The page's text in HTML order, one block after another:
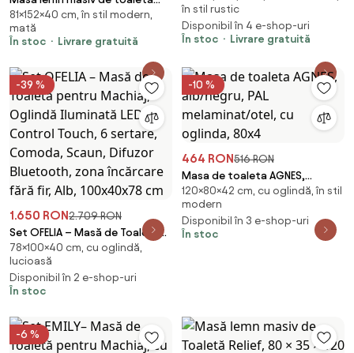
Personalizabilă, 152 × 40 × 81 cm
81×152×40 cm, în stil modern,
mată
În stoc
Livrare gratuită
în stil rustic
Disponibil în 4 e-shop-uri
În stoc
Livrare gratuită
-39 %
1.650 RON2.709 RON
Set OFELIA – Masă de Toaletă
pentru Machiaj, Oglindă
Iluminată LED, Control Touch, 6
sertare, Comoda, Scaun,
Difuzor Bluetooth, zona
100x40x78 cm
78×100×40 cm, cu oglindă,
lucioasă
Disponibil în 2 e-shop-uri
În stoc
-10 %
464 RON516 RON
Masa de toaleta AGNES,
alb/negru, PAL melaminat/otel,
cu oglinda, 80x4
120×80×42 cm, cu oglindă, în stil
modern
Disponibil în 3 e-shop-uri
În stoc
-6 %